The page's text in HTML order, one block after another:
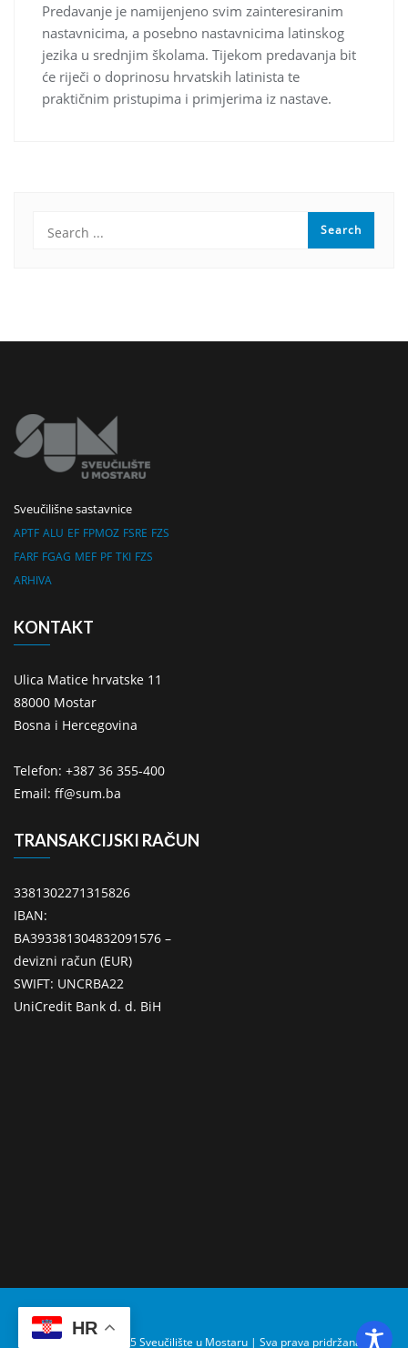
Predavanje je namijenjeno svim zainteresiranim
nastavnicima, a posebno nastavnicima latinskog
jezika u srednjim školama. Tijekom predavanja bit
će riječi o doprinosu hrvatskih latinista te
praktičnim pristupima i primjerima iz nastave.
Sveučilišne sastavnice
APTF ALU EF FPMOZ FSRE FZS
FARF FGAG MEF PF TKI FZS
ARHIVA
KONTAKT
Ulica Matice hrvatske 11
88000 Mostar
Bosna i Hercegovina
Telefon: +387 36 355-400
Email: ff@sum.ba
TRANSAKCIJSKI RAČUN
3381302271315826
IBAN:
BA393381304832091576 –
devizni račun (EUR)
SWIFT: UNCRBA22
UniCredit Bank d. d. BiH
Copyright © 2025 Sveučilište u Mostaru | Sva prava pridržana
HR